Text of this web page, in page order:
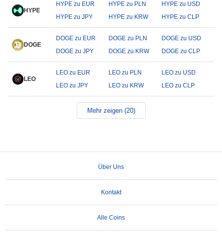
HYPE
HYPE zu EUR HYPE zu PLN
HYPE zu USD
HYPE zu JPY
HYPE zu KRW HYPE zu CLP
DOGE
DOGE zu EUR DOGE zu PLN
DOGE zu USD
DOGE zu JPY
DOGE zu KRW DOGE zu CLP
LEO
LEO zu EUR LEO zu PLN
LEO zu USD
LEO zu JPY
LEO zu KRW LEO zu CLP
Mehr zeigen (20)
Über Uns
Kontakt
Alle Coins